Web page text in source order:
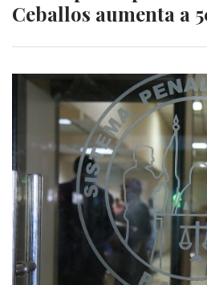
Ceballos aumenta a